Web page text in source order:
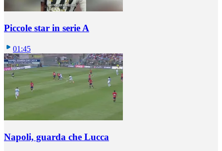
Piccole star in serie A
01:45
Napoli, guarda che Lucca